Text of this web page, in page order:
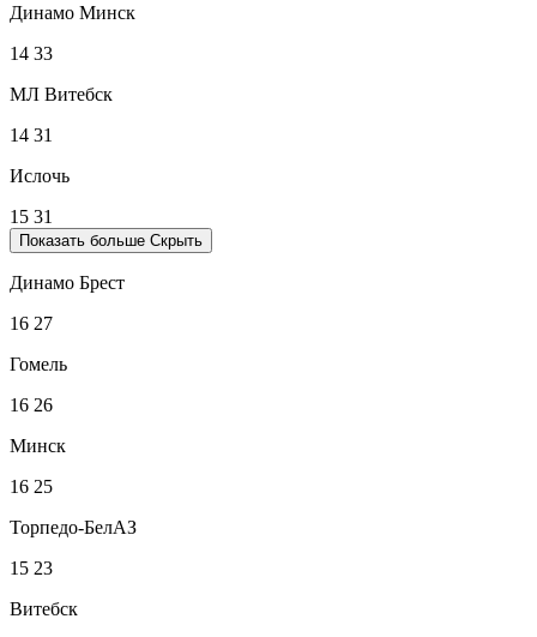
Динамо Минск
14 33
МЛ Витебск
14 31
Ислочь
15 31
Показать больше Скрыть
Динамо Брест
16 27
Гомель
16 26
Минск
16 25
Торпедо-БелАЗ
15 23
Витебск